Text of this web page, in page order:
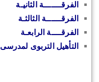
الفرقـــــــة الثانيـة
الفرقــــــة الثالثـة
الفرقــــة الرابعـة
التأهيل التربوى